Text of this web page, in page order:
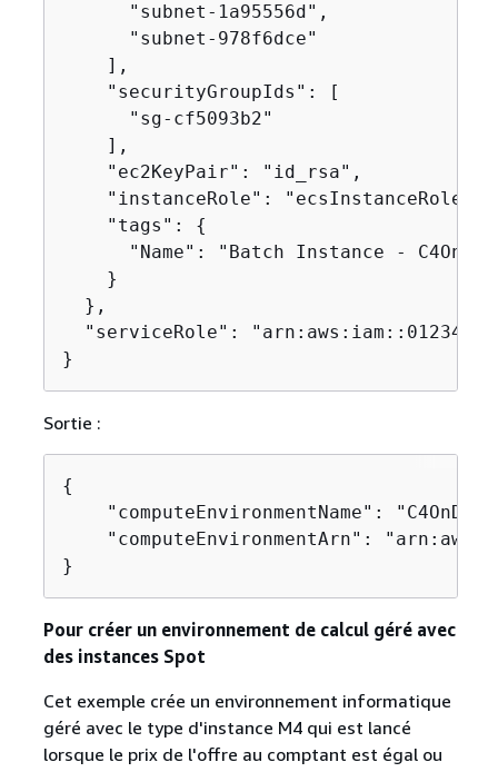
      "subnet-1a95556d",
      "subnet-978f6dce"
    ],
    "securityGroupIds": [
      "sg-cf5093b2"
    ],
    "ec2KeyPair": "id_rsa",
    "instanceRole": "ecsInstanceRole",
    "tags":
{
"Name": "Batch Instance -
    }
  },
"serviceRole":
}
Sortie :
{
"computeEnvironmentName":
"computeEnvironmentArn":
}
Pour créer un environnement de calcul géré avec
des instances Spot
Cet exemple crée un environnement informatique
géré avec le type d'instance M4 qui est lancé
lorsque le prix de l'offre au comptant est égal ou